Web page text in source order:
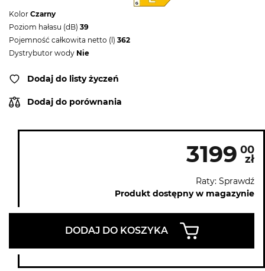
Kolor Czarny
Poziom hałasu (dB) 39
Pojemność całkowita netto (l) 362
Dystrybutor wody Nie
Dodaj do listy życzeń
Dodaj do porównania
3199 00
zł
Raty: Sprawdź
Produkt dostępny w magazynie
DODAJ DO KOSZYKA